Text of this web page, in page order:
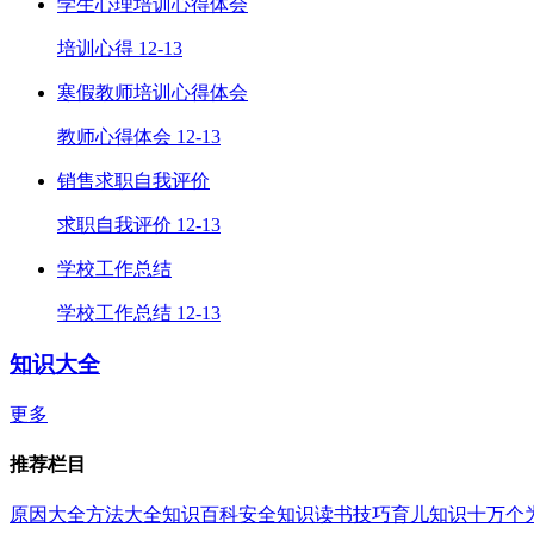
学生心理培训心得体会
培训心得 12-13
寒假教师培训心得体会
教师心得体会 12-13
销售求职自我评价
求职自我评价 12-13
学校工作总结
学校工作总结 12-13
知识大全
更多
推荐栏目
原因大全方法大全知识百科安全知识读书技巧育儿知识十万个